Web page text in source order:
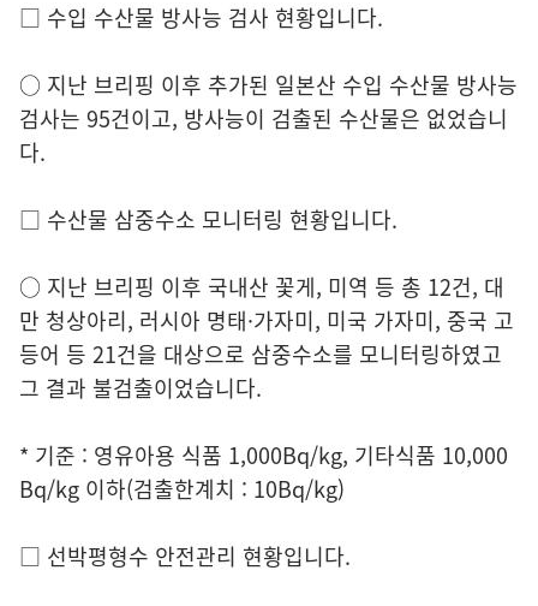
□ 수입 수산물 방사능 검사 현황입니다.
○ 지난 브리핑 이후 추가된 일본산 수입 수산물 방사능
검사는 95건이고, 방사능이 검출된 수산물은 없었습니
다.
□ 수산물 삼중수소 모니터링 현황입니다.
○ 지난 브리핑 이후 국내산 꽃게, 미역 등 총 12건, 대
만 청상아리, 러시아 명태·가자미, 미국 가자미, 중국 고
등어 등 21건을 대상으로 삼중수소를 모니터링하였고
그 결과 불검출이었습니다.
* 기준 : 영유아용 식품 1,000Bq/kg, 기타식품 10,000
Bq/kg 이하(검출한계치 : 10Bq/kg)
□ 선박평형수 안전관리 현황입니다.